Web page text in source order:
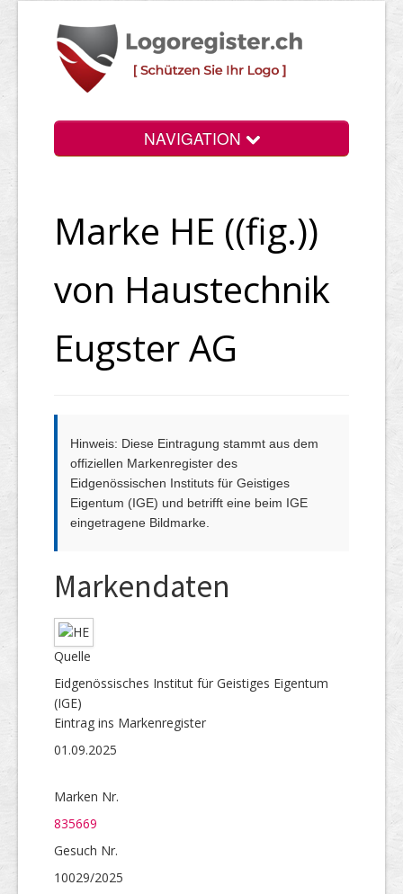
NAVIGATION
Login
Preise
Rechtliche Infos
Marke HE ((fig.))
von Haustechnik
Eugster AG
Hinweis: Diese Eintragung stammt aus dem
offiziellen Markenregister des
Eidgenössischen Instituts für Geistiges
Eigentum (IGE) und betrifft eine beim IGE
eingetragene Bildmarke.
Markendaten
Quelle
Eidgenössisches Institut für Geistiges Eigentum
(IGE)
Eintrag ins Markenregister
01.09.2025
Marken Nr.
835669
Gesuch Nr.
10029/2025